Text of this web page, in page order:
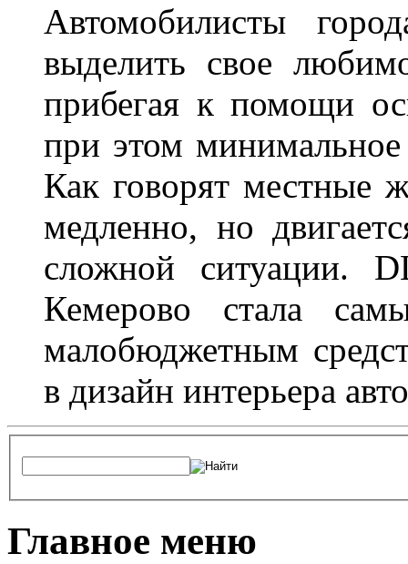
Автомобилисты
выделить свое
прибегая к помощи
при этом минимальное
Как говорят местные
медленно, но
сложной ситуации.
Кемерово стала
малобюджетным
в дизайн интерьера
Главное меню